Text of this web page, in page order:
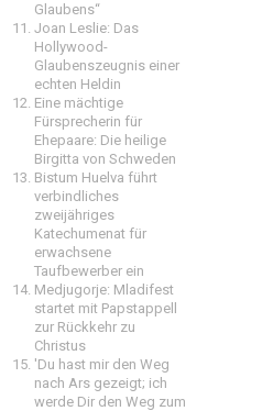
Glaubens“
Joan Leslie: Das
Hollywood-
Glaubenszeugnis einer
echten Heldin
Eine mächtige
Fürsprecherin für
Ehepaare: Die heilige
Birgitta von Schweden
Bistum Huelva führt
verbindliches
zweijähriges
Katechumenat für
erwachsene
Taufbewerber ein
Medjugorje: Mladifest
startet mit Papstappell
zur Rückkehr zu
Christus
'Du hast mir den Weg
nach Ars gezeigt; ich
werde Dir den Weg zum